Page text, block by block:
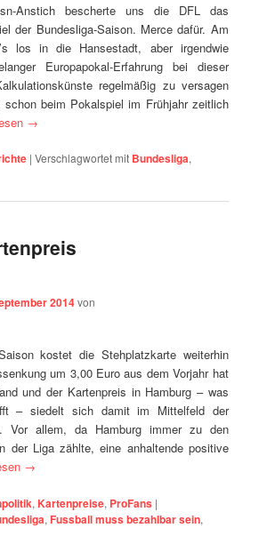
Anstich bescherte uns die DFL das
der Bundesliga-Saison. Merce dafür. Am
los in die Hansestadt, aber irgendwie
Europapokal-Erfahrung bei dieser
regelmäßig zu versagen
beim Pokalspiel im Frühjahr zeitlich
→
|Verschlagwortet mit Bundesliga,
2014von
kostet die Stehplatzkarte weiterhin
um 3,00 Euro aus dem Vorjahr hat
und der Kartenpreis in Hamburg – was
– siedelt sich damit im Mittelfeld der
Vor allem, da Hamburg immer zu den
der Liga zählte, eine anhaltende positive
→
, Kartenpreise, ProFans |
, Fussball muss bezahlbar sein,